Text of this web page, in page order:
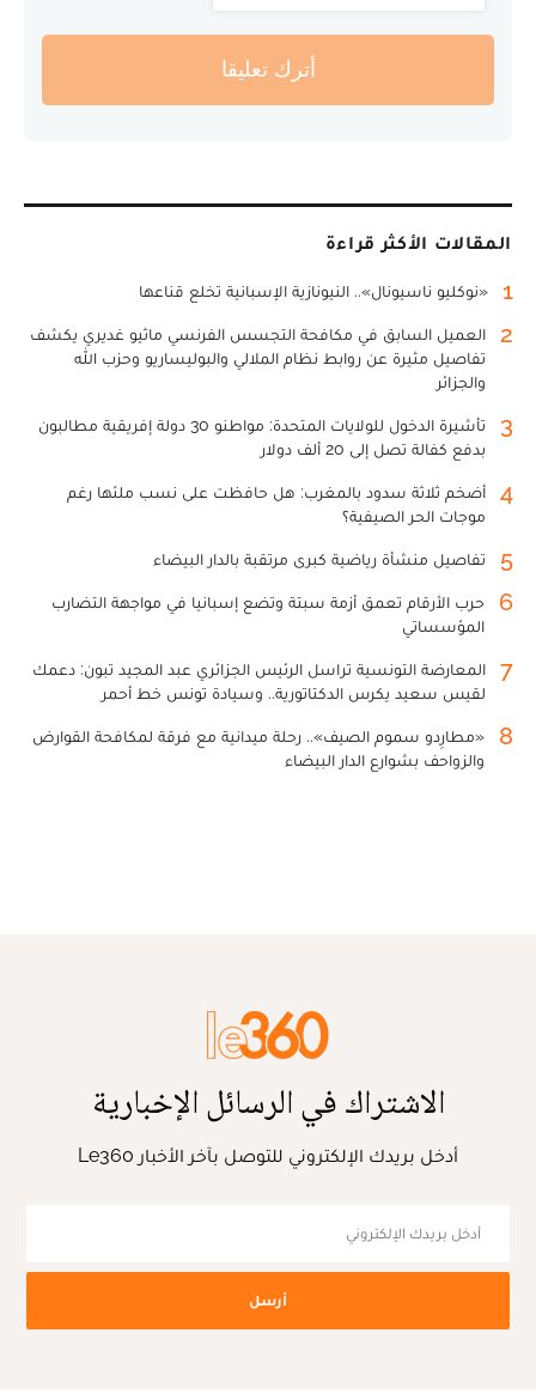
أترك تعليقا
المقالات الأكثر قراءة
1 «نوكليو ناسيونال».. النيونازية الإسبانية تخلع قناعها
2
العميل السابق في مكافحة التجسس الفرنسي ماثيو غديري يكشف
تفاصيل مثيرة عن روابط نظام الملالي والبوليساريو وحزب الله
والجزائر
3
تأشيرة الدخول للولايات المتحدة: مواطنو 30 دولة إفريقية مطالبون
بدفع كفالة تصل إلى 20 ألف دولار
4
أضخم ثلاثة سدود بالمغرب: هل حافظت على نسب ملئها رغم
موجات الحر الصيفية؟
5 تفاصيل منشأة رياضية كبرى مرتقبة بالدار البيضاء
6
حرب الأرقام تعمق أزمة سبتة وتضع إسبانيا في مواجهة التضارب
المؤسساتي
7
المعارضة التونسية تراسل الرئيس الجزائري عبد المجيد تبون: دعمك
لقيس سعيد يكرس الدكتاتورية.. وسيادة تونس خط أحمر
8
«مطارِدو سموم الصيف».. رحلة ميدانية مع فرقة لمكافحة القوارض
والزواحف بشوارع الدار البيضاء
الاشتراك في الرسائل الإخبارية
أدخل بريدك الإلكتروني للتوصل بآخر الأخبار Le360
أرسل